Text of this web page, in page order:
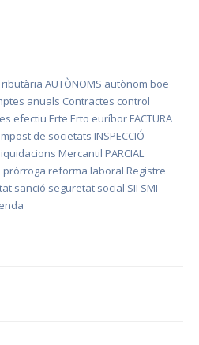
AUTÒNOMS autònom boe
anuals Contractes control
efectiu Erte Erto euríbor FACTURA
impost de societats INSPECCIÓ
liquidacions Mercantil PARCIAL
pròrroga reforma laboral Registre
sanció seguretat social SII SMI